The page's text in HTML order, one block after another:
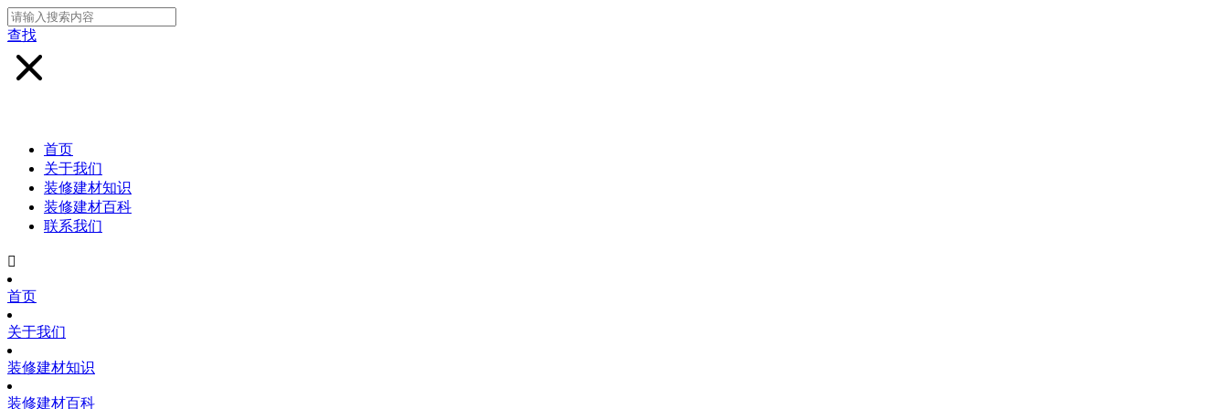
查找
首页
关于我们
装修建材知识
装修建材百科
联系我们

首页
关于我们
装修建材知识
装修建材百科